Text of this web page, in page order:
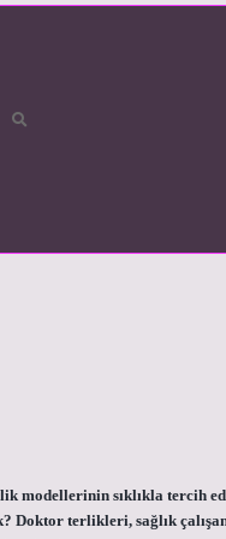
modellerinin sıklıkla tercih
Doktor terlikleri, sağlık